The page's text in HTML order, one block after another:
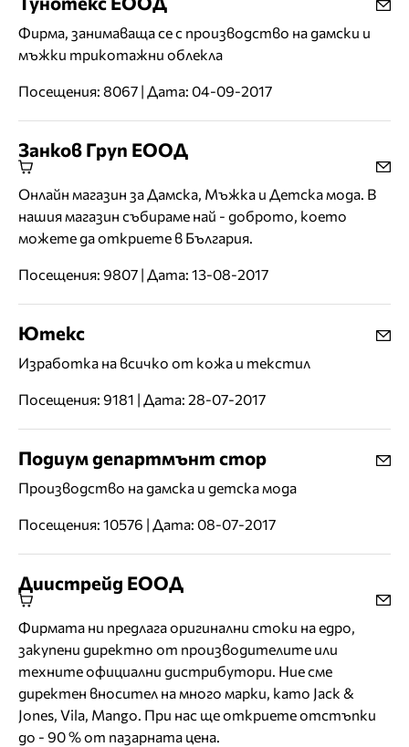
Фирма, занимаваща се с производство на дамски и
мъжки трикотажни облекла
Посещения: 8067 | Дата: 04-09-2017
Занков Груп ЕООД
Онлайн магазин за Дамска, Мъжка и Детска мода. В
нашия магазин събираме най - доброто, което
можете да откриете в България.
Посещения: 9807 | Дата: 13-08-2017
Ютекс
Изработка на всичко от кожа и текстил
Посещения: 9181 | Дата: 28-07-2017
Подиум департмънт стор
Производство на дамска и детска мода
Посещения: 10576 | Дата: 08-07-2017
Диистрейд ЕООД
Фирмата ни предлага оригинални стоки на едро,
закупени директно от производителите или
техните официални дистрибутори. Ние сме
директен вносител на много марки, като Jack &
Jones, Vila, Mango. При нас ще откриете отстъпки
до - 90 % от пазарната цена.